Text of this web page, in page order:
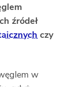
źródeł
czy
w